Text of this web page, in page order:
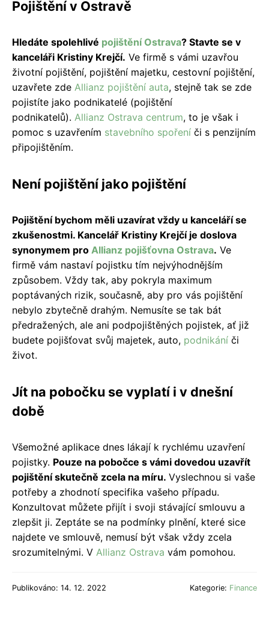
Pojištění v Ostravě
Hledáte spolehlivé pojištění Ostrava? Stavte se v
kanceláři Kristiny Krejčí. Ve firmě s vámi uzavřou
životní pojištění, pojištění majetku, cestovní pojištění,
uzavřete zde Allianz pojištění auta, stejně tak se zde
pojistíte jako podnikatelé (pojištění
podnikatelů). Allianz Ostrava centrum, to je však i
pomoc s uzavřením stavebního spoření či s penzijním
připojištěním.
Není pojištění jako pojištění
Pojištění bychom měli uzavírat vždy u kanceláří se
zkušenostmi. Kancelář Kristiny Krejčí je doslova
synonymem pro Allianz pojišťovna Ostrava. Ve
firmě vám nastaví pojistku tím nejvýhodnějším
způsobem. Vždy tak, aby pokryla maximum
poptávaných rizik, současně, aby pro vás pojištění
nebylo zbytečně drahým. Nemusíte se tak bát
předražených, ale ani podpojištěných pojistek, ať již
budete pojišťovat svůj majetek, auto, podnikání či
život.
Jít na pobočku se vyplatí i v dnešní
době
Všemožné aplikace dnes lákají k rychlému uzavření
pojistky. Pouze na pobočce s vámi dovedou uzavřít
pojištění skutečně zcela na míru. Vyslechnou si vaše
potřeby a zhodnotí specifika vašeho případu.
Konzultovat můžete přijít i svoji stávající smlouvu a
zlepšit ji. Zeptáte se na podmínky plnění, které sice
najdete ve smlouvě, nemusí být však vždy zcela
srozumitelnými. V Allianz Ostrava vám pomohou.
Publikováno: 14. 12. 2022 Kategorie: Finance